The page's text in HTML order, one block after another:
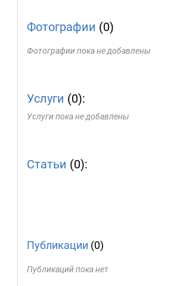
Фотографии (0)
Фотографии пока не добавлены
Услуги (0):
Услуги пока не добавлены
Статьи (0):
Публикации (0)
Публикаций пока нет